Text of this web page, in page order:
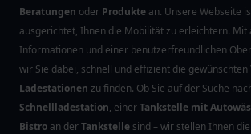
Beratungen oder Produkte an. Unsere Webseite
ausgerichtet, Ihnen die Mobilität zu erleichtern. Mit
Informationen und einer benutzerfreundlichen
wir Sie dabei, schnell und effizient die gewünschten
Ladestationen zu finden. Ob Sie auf der Suche
Schnellladestation, einerTankstelle mit
Bistro an derTankstelle sind – wir stellen Ihnen